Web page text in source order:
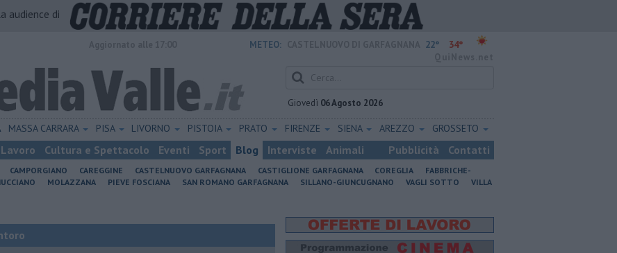
audience di
METEO: 22° 34°
Giovedì 06 Agosto 2026
MASSA CARRARA PISA LIVORNO PISTOIA PRATO FIRENZE SIENA AREZZO GROSSETO
Lavoro Cultura e Spettacolo Eventi Sport Blog Interviste Animali Pubblicità Contatti
CAMPORGIANO CAREGGINE CASTELNUOVO GARFAGNANA CASTIGLIONE GARFAGNANA COREGLIA
FABBRICHE-
MOLAZZANA PIEVE FOSCIANA SAN ROMANO GARFAGNANA SILLANO-GIUNCUGNANO VAGLI SOTTO
VILLA